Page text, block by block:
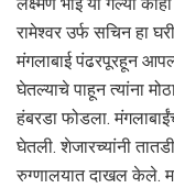
लक्ष्मण भोई या गेल्या
रामेश्वर उर्फ सचिन हा
मंगलाबाई पंढरपूरहून
घेतल्याचे पाहून त्यांना
हंबरडा फोडला.
घेतली. शेजारच्यांनी
रुग्णालयात दाखल केले.